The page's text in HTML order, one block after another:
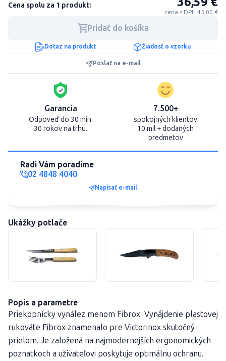
Cena spolu za 1 produkt:
cena s DPH 45,00 €
Pridať do košíka
Dotaz na produkt Žiadosť o vzorku
Poslať na e-mail
Garancia
Odpoveď do 30 min.
30 rokov na trhu.
7.500+
spokojných klientov
10 mil.+ dodaných
predmetov
Radi Vám poradíme
02 4848 4040
Napísať e-mail
Ukážky potlače
Popis a parametre
Priekopnícky vynález menom Fibrox Vynájdenie plastovej
rukoväte Fibrox znamenalo pre Victorinox skutočný
prielom. Je založená na najmodernejších ergonomických
poznatkoch a užívateľovi poskytuje optimálnu ochranu.